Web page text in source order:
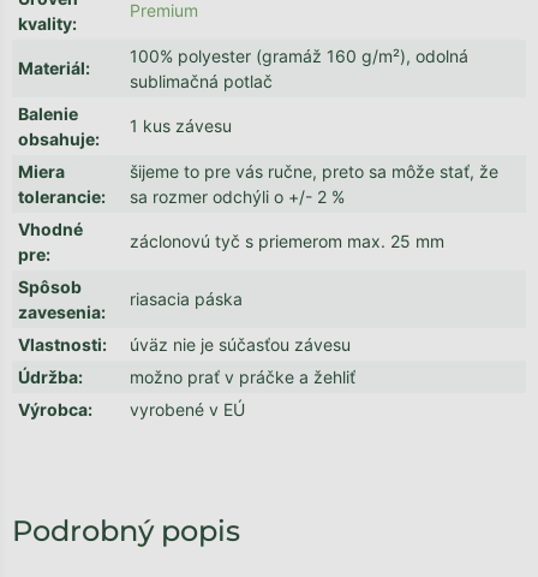
kvality:
Premium
Materiál:
100% polyester (gramáž 160 g/m²), odolná
sublimačná potlač
Balenie
obsahuje:
1 kus závesu
Miera
tolerancie:
šijeme to pre vás ručne, preto sa môže stať, že
sa rozmer odchýli o +/- 2 %
Vhodné
pre:
záclonovú tyč s priemerom max. 25 mm
Spôsob
zavesenia:
riasacia páska
Vlastnosti:
úväz nie je súčasťou závesu
Údržba:
možno prať v práčke a žehliť
Výrobca: vyrobené v EÚ
Podrobný popis